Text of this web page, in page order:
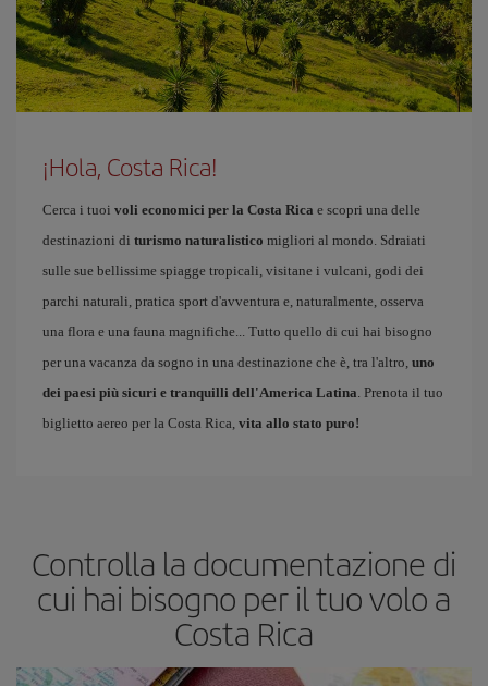
¡Hola, Costa Rica!
Cerca i tuoi voli economici per la Costa Rica e scopri una delle
destinazioni di turismo naturalistico migliori al mondo. Sdraiati
sulle sue bellissime spiagge tropicali, visitane i vulcani, godi dei
parchi naturali, pratica sport d'avventura e, naturalmente, osserva
una flora e una fauna magnifiche... Tutto quello di cui hai bisogno
per una vacanza da sogno in una destinazione che è, tra l'altro, uno
dei paesi più sicuri e tranquilli dell'America Latina . Prenota il tuo
biglietto aereo per la Costa Rica, vita allo stato puro!
Controlla la documentazione di
cui hai bisogno per il tuo volo a
Costa Rica